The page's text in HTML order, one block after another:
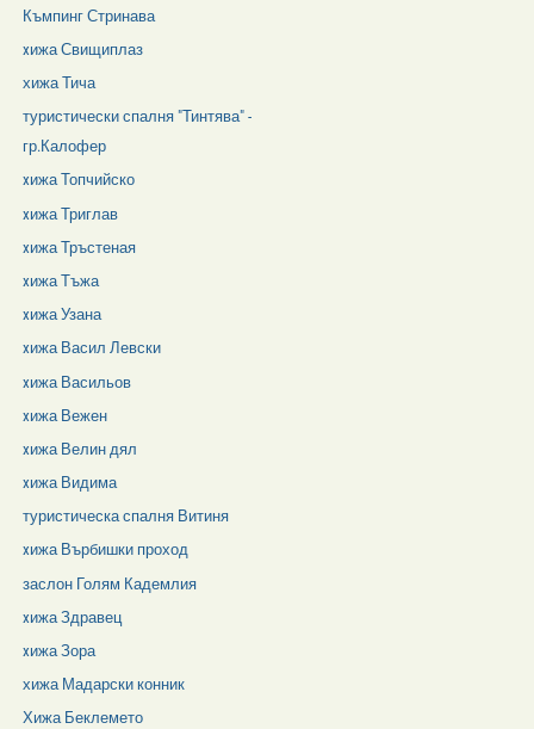
Къмпинг Стринава
xижа Свищиплаз
хижа Тича
туристически спалня "Тинтява" -
гр.Калофер
xижа Топчийско
xижа Триглав
xижа Тръстеная
xижа Тъжа
xижа Узана
xижа Васил Левски
xижа Васильов
xижа Вежен
xижа Велин дял
xижа Видима
туристическа спалня Витиня
xижа Върбишки проход
заслон Голям Кадемлия
xижа Здравец
xижа Зора
хижа Мадарски конник
Хижа Беклемето